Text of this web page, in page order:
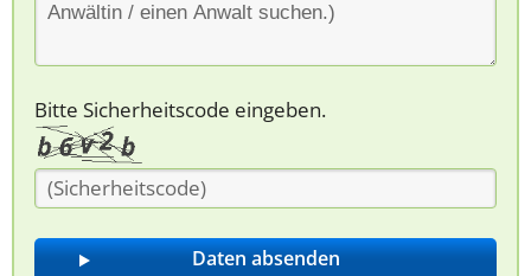
Bitte Sicherheitscode eingeben.